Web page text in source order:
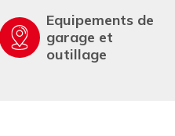
Equipements de
garage et
outillage